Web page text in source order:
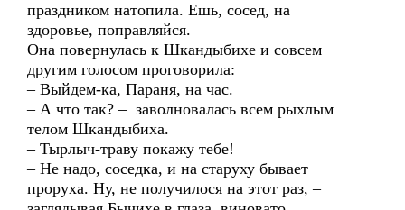
праздником натопила. Ешь, сосед, на
здоровье, поправляйся.
Она повернулась к Шкандыбихе и совсем
другим голосом проговорила:
– Выйдем-ка, Параня, на час.
– А что так? – заволновалась всем рыхлым
телом Шкандыбиха.
– Тырлыч-траву покажу тебе!
– Не надо, соседка, и на старуху бывает
проруха. Ну, не получилося на этот раз, –